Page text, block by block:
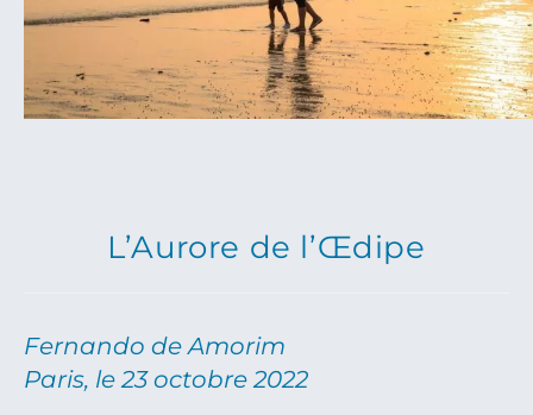
L’Aurore de l’Œdipe
Fernando de Amorim
Paris, le 23 octobre 2022